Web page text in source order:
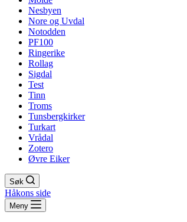
Nesbyen
Nore og Uvdal
Notodden
PF100
Ringerike
Rollag
Sigdal
Test
Tinn
Troms
Tunsbergkirker
Turkart
Vrådal
Zotero
Øvre Eiker
Søk
Håkons side
Meny